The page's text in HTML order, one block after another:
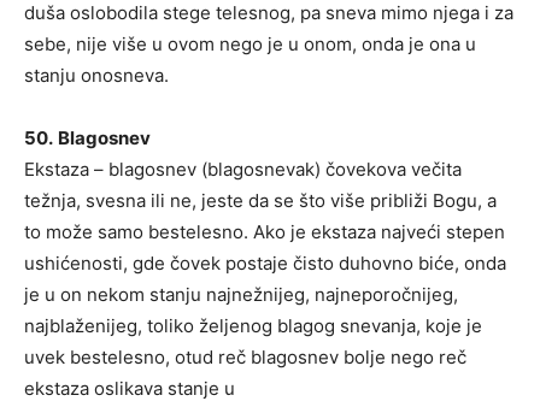
duša oslobodila stege telesnog, pa sneva mimo njega i za
sebe, nije više u ovom nego je u onom, onda je ona u
stanju onosneva.
50. Blagosnev
Ekstaza – blagosnev (blagosnevak) čovekova večita
težnja, svesna ili ne, jeste da se što više približi Bogu, a
to može samo bestelesno. Ako je ekstaza najveći stepen
ushićenosti, gde čovek postaje čisto duhovno biće, onda
je u on nekom stanju najnežnijeg, najneporočnijeg,
najblaženijeg, toliko željenog blagog snevanja, koje je
uvek bestelesno, otud reč blagosnev bolje nego reč
ekstaza oslikava stanje u